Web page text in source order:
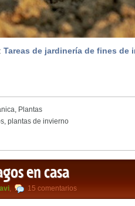
Tareas de jardinería de fines de
, Plantas
, plantas de invierno
en casa
, 15 comentarios